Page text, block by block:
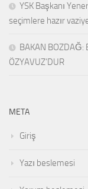
YSK Başkanı
seçimlere hazır
BAKAN
ÖZYAVUZ’DUR
META
Giriş
Yazı beslemesi